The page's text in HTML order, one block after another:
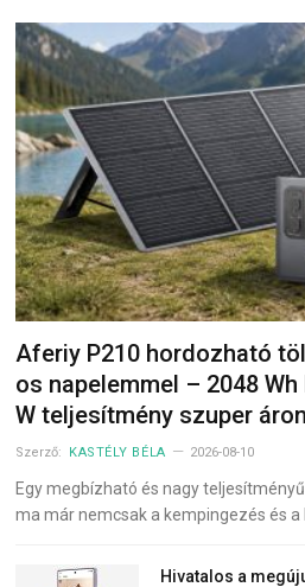
Aferiy P210 hordozható
os napelemmel – 2048
W teljesítmény szuper áron
Szerző: KASTÉLY BÉLA 2026-08-10
Egy megbízható és nagy
ma már nemcsak a kempingezés és a
Hivatalos a